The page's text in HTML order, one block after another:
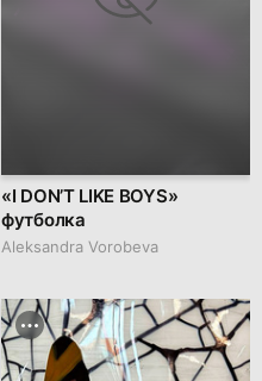
«I DON’T LIKE BOYS»
футболка
Aleksandra Vorobeva